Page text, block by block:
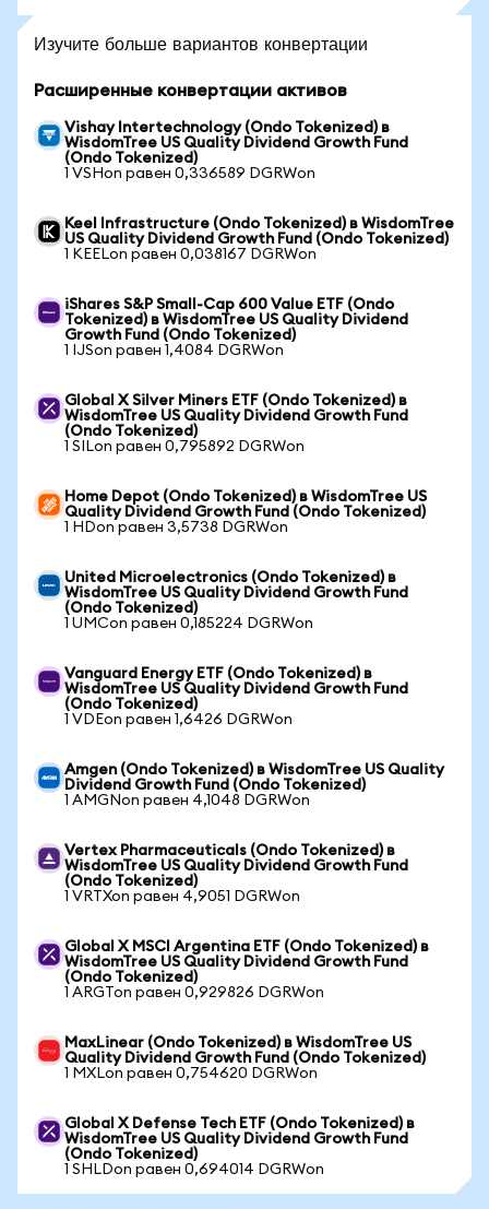
Изучите больше вариантов конвертации
Расширенные конвертации активов
Vishay Intertechnology (Ondo Tokenized) в
WisdomTree US Quality Dividend Growth Fund
(Ondo Tokenized)
1 VSHon равен 0,336589 DGRWon
Keel Infrastructure (Ondo Tokenized) в WisdomTree
US Quality Dividend Growth Fund (Ondo Tokenized)
1 KEELon равен 0,038167 DGRWon
iShares S&P Small-Cap 600 Value ETF (Ondo
Tokenized) в WisdomTree US Quality Dividend
Growth Fund (Ondo Tokenized)
1 IJSon равен 1,4084 DGRWon
Global X Silver Miners ETF (Ondo Tokenized) в
WisdomTree US Quality Dividend Growth Fund
(Ondo Tokenized)
1 SILon равен 0,795892 DGRWon
Home Depot (Ondo Tokenized) в WisdomTree US
Quality Dividend Growth Fund (Ondo Tokenized)
1 HDon равен 3,5738 DGRWon
United Microelectronics (Ondo Tokenized) в
WisdomTree US Quality Dividend Growth Fund
(Ondo Tokenized)
1 UMCon равен 0,185224 DGRWon
Vanguard Energy ETF (Ondo Tokenized) в
WisdomTree US Quality Dividend Growth Fund
(Ondo Tokenized)
1 VDEon равен 1,6426 DGRWon
Amgen (Ondo Tokenized) в WisdomTree US Quality
Dividend Growth Fund (Ondo Tokenized)
1 AMGNon равен 4,1048 DGRWon
Vertex Pharmaceuticals (Ondo Tokenized) в
WisdomTree US Quality Dividend Growth Fund
(Ondo Tokenized)
1 VRTXon равен 4,9051 DGRWon
Global X MSCI Argentina ETF (Ondo Tokenized) в
WisdomTree US Quality Dividend Growth Fund
(Ondo Tokenized)
1 ARGTon равен 0,929826 DGRWon
MaxLinear (Ondo Tokenized) в WisdomTree US
Quality Dividend Growth Fund (Ondo Tokenized)
1 MXLon равен 0,754620 DGRWon
Global X Defense Tech ETF (Ondo Tokenized) в
WisdomTree US Quality Dividend Growth Fund
(Ondo Tokenized)
1 SHLDon равен 0,694014 DGRWon